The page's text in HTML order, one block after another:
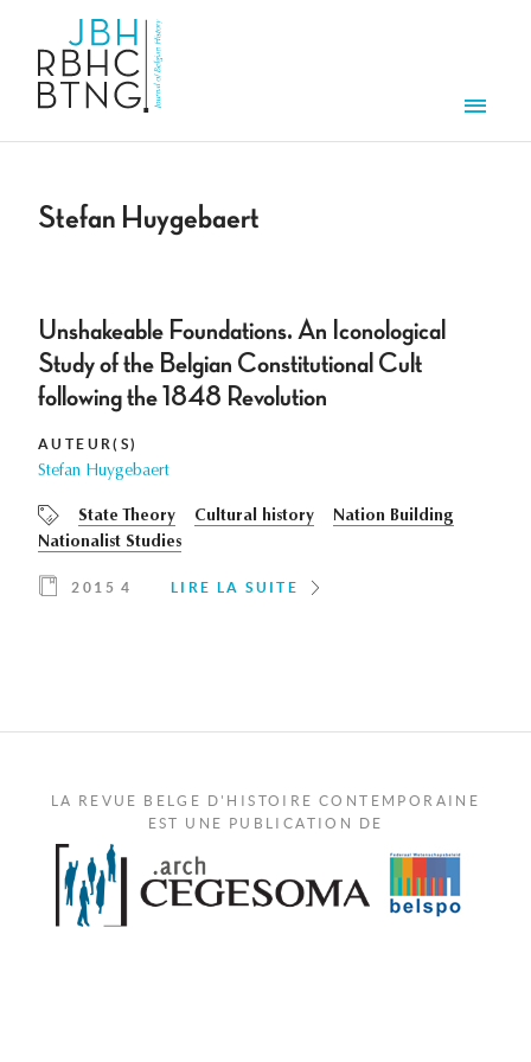
Stefan Huygebaert
Unshakeable Foundations. An Iconological
Study of the Belgian Constitutional Cult
following the 1848 Revolution
AUTEUR(S)
Stefan Huygebaert
State Theory Cultural history
Nation Building
Nationalist Studies
2015 4 LIRE LA SUITE
LA REVUE BELGE D'HISTOIRE CONTEMPORAINE
EST UNE PUBLICATION DE